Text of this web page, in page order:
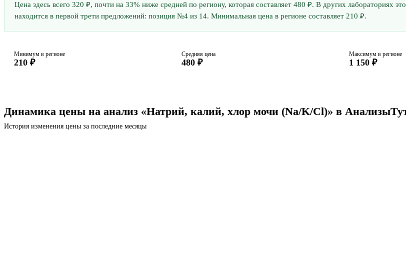
Цена здесь всего 320 ₽, почти на 33% ниже средней по региону, которая составляет 480 ₽. В других лабораториях
находится в первой трети предложений: позиция №4 из 14. Минимальная цена в регионе составляет 210 ₽.
Минимум в регионе
210 ₽
Средняя цена
480 ₽
Максимум в регионе
1 150 ₽
Динамика цены на анализ «Натрий, калий, хлор мочи (Na/K/Cl)» в
История изменения цены за последние месяцы